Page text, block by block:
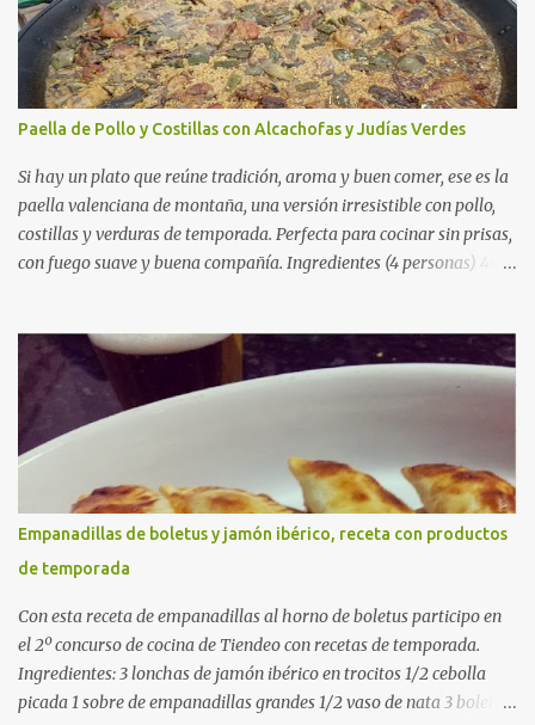
Paella de Pollo y Costillas con Alcachofas y Judías Verdes
Si hay un plato que reúne tradición, aroma y buen comer, ese es la
paella valenciana de montaña, una versión irresistible con pollo,
costillas y verduras de temporada. Perfecta para cocinar sin prisas,
con fuego suave y buena compañía. Ingredientes (4 personas) 400
verdes planas 2 tomates maduros rallados 1,2 litros de caldo de
pollo (o agua) 1 cucharadita de hebras de azafrán 1 cucharadita de
pimentón dulce 2 dientes de ajo Aceite de oliva virgen extra Sal al
gusto (Opcional) una ramita de romero Elaboración 1. Prepara las
verduras Limpia las alcachofas, retira las hojas duras y córtalas en
cuartos. Trocea las judías verdes. Reserva en agua con limón para
que no se oxiden. 2. Sofríe las carnes En la paellera, añade un buen
chorro de aceite de oliva y dora bien el pollo y las costillas a fuego
medio-alto. Este paso es clave: cuanto más dorado, más sabor ten...
Empanadillas de boletus y jamón ibérico, receta con productos
de temporada
Con esta receta de empanadillas al horno de boletus participo en
el 2º concurso de cocina de Tiendeo con recetas de temporada.
Ingredientes: 3 lonchas de jamón ibérico en trocitos 1/2 cebolla
picada 1 sobre de empanadillas grandes 1/2 vaso de nata 3 boletus